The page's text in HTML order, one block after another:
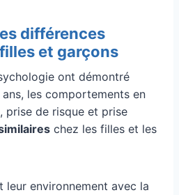
différences
et garçons
ont démontré
ans, les comportements en
prise de risque et prise
chez les filles et les
leur environnement avec la